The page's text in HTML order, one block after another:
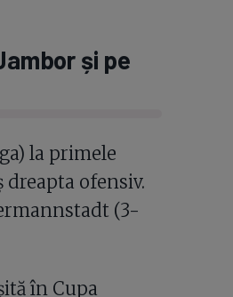
și pe
la primele
ofensiv.
(3-